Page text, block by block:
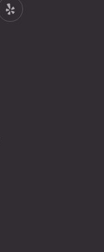
Fenster
Neues Fenster